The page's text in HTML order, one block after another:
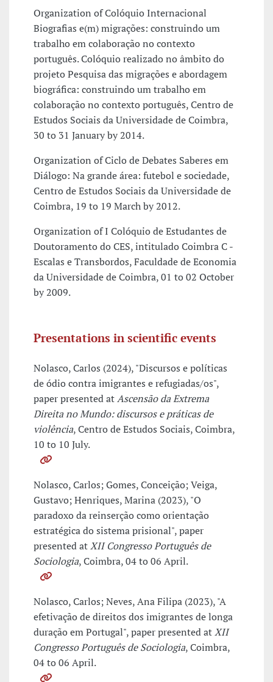
Organization of Colóquio Internacional
Biografias e(m) migrações: construindo um
trabalho em colaboração no contexto
português. Colóquio realizado no âmbito do
projeto Pesquisa das migrações e abordagem
biográfica: construindo um trabalho em
colaboração no contexto português, Centro de
Estudos Sociais da Universidade de Coimbra,
30 to 31 January by 2014.
Organization of Ciclo de Debates Saberes em
Diálogo: Na grande área: futebol e sociedade,
Centro de Estudos Sociais da Universidade de
Coimbra, 19 to 19 March by 2012.
Organization of I Colóquio de Estudantes de
Doutoramento do CES, intitulado Coimbra C -
Escalas e Transbordos, Faculdade de Economia
da Universidade de Coimbra, 01 to 02 October
by 2009.
Presentations in scientific events
Nolasco, Carlos (2024), "Discursos e políticas
de ódio contra imigrantes e refugiadas/os",
paper presented atAscensão da Extrema
Direita no Mundo: discursos e práticas de
violência, Centro de Estudos Sociais, Coimbra,
10 to 10 July.
Nolasco, Carlos; Gomes, Conceição; Veiga,
Gustavo; Henriques, Marina (2023), "O
paradoxo da reinserção como orientação
estratégica do sistema prisional", paper
presented atXII Congresso Português de
Sociologia, Coimbra, 04 to 06 April.
Nolasco, Carlos; Neves, Ana Filipa (2023), "A
efetivação de direitos dos imigrantes de longa
duração em Portugal", paper presented atXII
Congresso Português de Sociologia, Coimbra,
04 to 06 April.